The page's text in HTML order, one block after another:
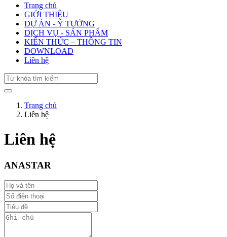
Trang chủ
GIỚI THIỆU
DỰ ÁN - Ý TƯỞNG
DỊCH VỤ - SẢN PHẨM
KIẾN THỨC – THÔNG TIN
DOWNLOAD
Liên hệ
Trang chủ
Liên hệ
Liên hệ
ANASTAR